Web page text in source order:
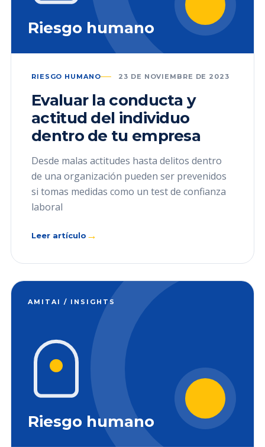
Riesgo humano
RIESGO HUMANO 23 DE NOVIEMBRE DE 2023
Evaluar la conducta y
actitud del individuo
dentro de tu empresa
Desde malas actitudes hasta delitos dentro
de una organización pueden ser prevenidos
si tomas medidas como un test de confianza
laboral
Leer artículo →
AMITAI / INSIGHTS
Riesgo humano